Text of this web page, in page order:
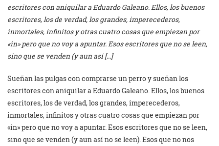
escritores con aniquilar a Eduardo Galeano. Ellos, los buenos
escritores, los de verdad, los grandes, imperecederos,
inmortales, infinitos y otras cuatro cosas que empiezan por
«in» pero que no voy a apuntar. Esos escritores que no se leen,
sino que se venden (y aun así […]
Sueñan las pulgas con comprarse un perro y sueñan los
escritores con aniquilar a Eduardo Galeano. Ellos, los buenos
escritores, los de verdad, los grandes, imperecederos,
inmortales, infinitos y otras cuatro cosas que empiezan por
«in» pero que no voy a apuntar. Esos escritores que no se leen,
sino que se venden (y aun así no se leen). Esos que no nos